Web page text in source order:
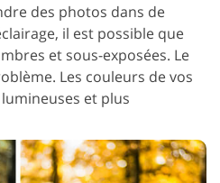
des photos dans de
il est possible que
et sous-exposées. Le
Les couleurs de vos
et plus